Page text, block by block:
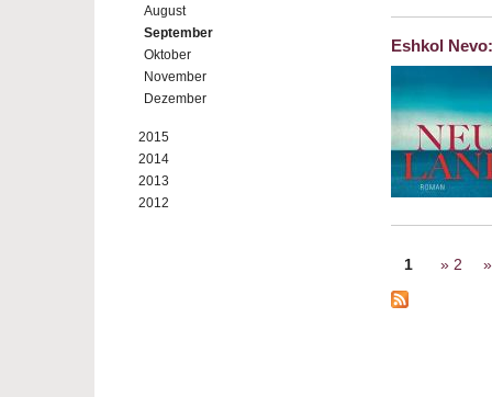
August
September
Oktober
November
Dezember
2015
2014
2013
2012
Eshkol
Seiten
1 2